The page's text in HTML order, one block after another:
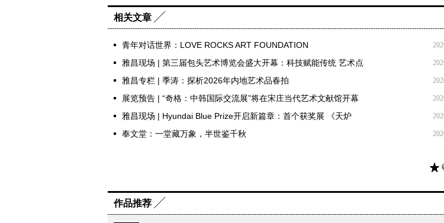
相关文章
青年对话世界：LOVE ROCKS ART FOUNDATION
雅昌现场 | 第三届包头艺术博览会盛大开幕：科技赋能传统 艺术点
雅昌专栏 | 季涛：探析2026年内地艺术品春拍
展览预告 | “奇格：中韩国际交流展”将在宋庄当代艺术文献馆开幕
雅昌现场 | Hyundai Blue Prize开启新篇章：首个获奖展 《天炉
奉文堂：一堂藏万象，半世鉴千秋
作品推荐